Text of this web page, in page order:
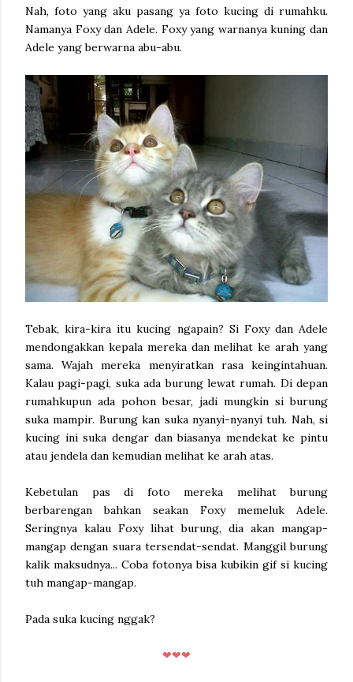
Nah, foto yang aku pasang ya foto kucing di rumahku.
Namanya Foxy dan Adele. Foxy yang warnanya kuning dan
Adele yang berwarna abu-abu.
Tebak, kira-kira itu kucing ngapain? Si Foxy dan Adele
mendongakkan kepala mereka dan melihat ke arah yang
sama. Wajah mereka menyiratkan rasa keingintahuan.
Kalau pagi-pagi, suka ada burung lewat rumah. Di depan
rumahkupun ada pohon besar, jadi mungkin si burung
suka mampir. Burung kan suka nyanyi-nyanyi tuh. Nah, si
kucing ini suka dengar dan biasanya mendekat ke pintu
atau jendela dan kemudian melihat ke arah atas.
Kebetulan pas di foto mereka melihat burung
berbarengan bahkan seakan Foxy memeluk Adele.
Seringnya kalau Foxy lihat burung, dia akan mangap-
mangap dengan suara tersendat-sendat. Manggil burung
kalik maksudnya... Coba fotonya bisa kubikin gif si kucing
tuh mangap-mangap.
Pada suka kucing nggak?
❤❤❤